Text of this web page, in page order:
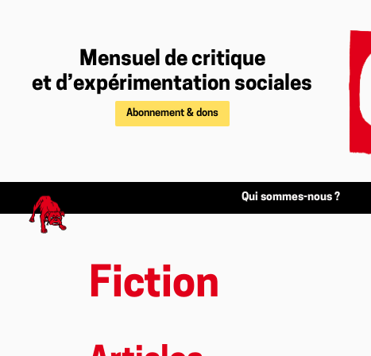
Mensuel de critique
et d’expérimentation sociales
Abonnement & dons
Qui sommes-nous ?
Fiction